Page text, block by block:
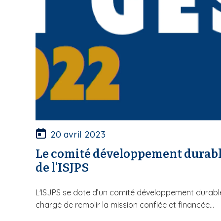
20 avril 2023
Le comité développement
de l'ISJPS
L'ISJPS se dote d’un comité développement
chargé de remplir la mission confiée et financée...